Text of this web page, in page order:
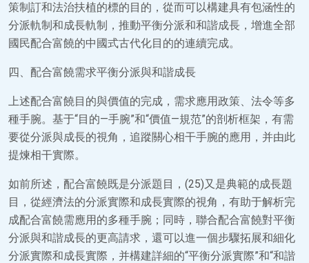
策制訂和法治扶植的標的目的，從而可以構建具有包涵性的
分派軌制和成長軌制，推動平衡分派和和諧成長，增進全部
國民配合富饒的中國式古代化目的的連續完成。
四、配合富饒需求平衡分派與和諧成長
上述配合富饒目的與價值的完成，需求應用政策、法令等多
種手腕。基于“目的—手腕”和“價值—規范”的剖析框架，有需
要從分派與成長的視角，追蹤關心相干手腕的應用，并由此
提煉相干實際。
如前所述，配合富饒既是分派題目，(25)又是典範的成長題
目，從經濟法的分派實際和成長實際的視角，有助于解析完
成配合富饒需應用的多種手腕；同時，聯合配合富饒對平衡
分派與和諧成長的更高請求，還可以進一個步驟拓展和細化
分派實際和成長實際，并構建詳細的“平衡分派實際”和“和諧